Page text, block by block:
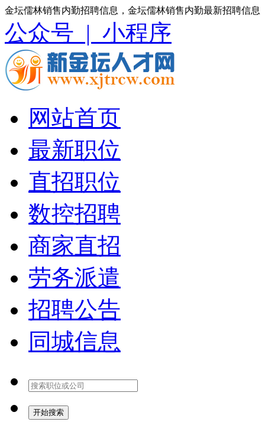
金坛儒林销售内勤招聘信息，金坛儒林销售内勤最新招聘信息
公众号 | 小程序
网站首页
最新职位
直招职位
数控招聘
商家直招
劳务派遣
招聘公告
同城信息
开始搜索